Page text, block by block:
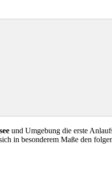
und Umgebung die erste
in besonderem Maße den